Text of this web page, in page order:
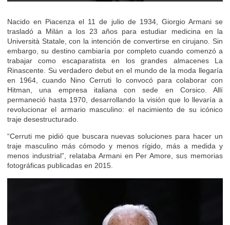
Nacido en Piacenza el 11 de julio de 1934, Giorgio Armani se
trasladó a Milán a los 23 años para estudiar medicina en la
Università Statale, con la intención de convertirse en cirujano. Sin
embargo, su destino cambiaría por completo cuando comenzó a
trabajar como escaparatista en los grandes almacenes La
Rinascente. Su verdadero debut en el mundo de la moda llegaría
en 1964, cuando Nino Cerruti lo convocó para colaborar con
Hitman, una empresa italiana con sede en Corsico. Allí
permaneció hasta 1970, desarrollando la visión que lo llevaría a
revolucionar el armario masculino: el nacimiento de su icónico
traje desestructurado.
“Cerruti me pidió que buscara nuevas soluciones para hacer un
traje masculino más cómodo y menos rígido, más a medida y
menos industrial”, relataba Armani en Per Amore, sus memorias
fotográficas publicadas en 2015.